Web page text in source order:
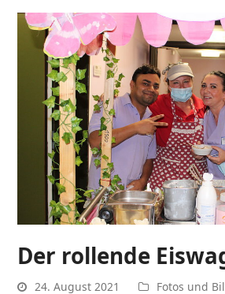
Der rollende
24. August 2021 Fotos und